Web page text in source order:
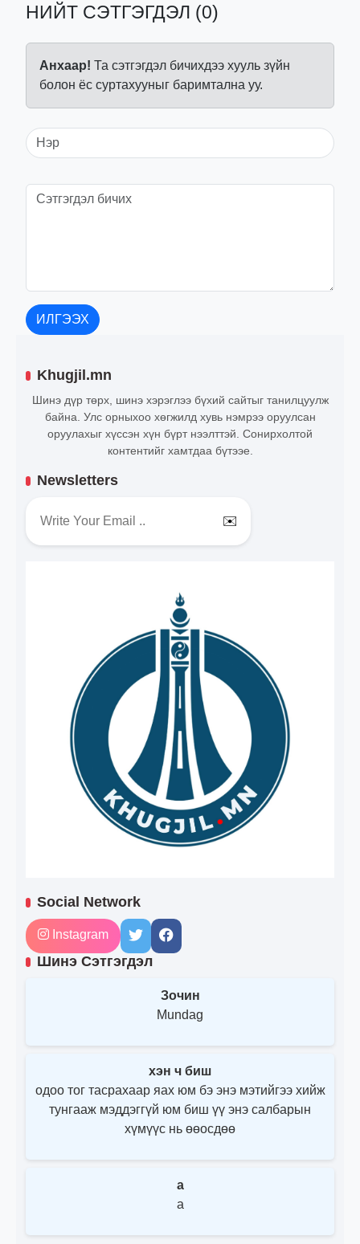
НИЙТ СЭТГЭГДЭЛ (0)
Анхаар! Та сэтгэгдэл бичихдээ хууль зүйн
болон ёс суртахууныг баримтална уу.
ИЛГЭЭХ
Khugjil.mn
Шинэ дүр төрх, шинэ хэрэглээ бүхий сайтыг танилцуулж
байна. Улс орныхоо хөгжилд хувь нэмрээ оруулсан
оруулахыг хүссэн хүн бүрт нээлттэй. Сонирхолтой
контентийг хамтдаа бүтээе.
Newsletters
✉️
Social Network
Instagram
Шинэ Сэтгэгдэл
Зочин
Mundag
хэн ч биш
одоо тог тасрахаар яах юм бэ энэ мэтийгээ хийж
тунгааж мэддэггүй юм биш үү энэ салбарын
хүмүүс нь өөосдөө
a
a